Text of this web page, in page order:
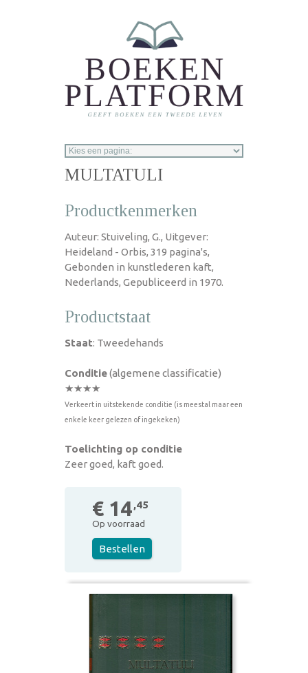
MULTATULI
Productkenmerken
Auteur: Stuiveling, G., Uitgever:
Heideland - Orbis, 319 pagina's,
Gebonden in kunstlederen kaft,
Nederlands, Gepubliceerd in 1970.
Productstaat
Staat: Tweedehands
Conditie(algemene classificatie)
★★★★
Verkeert in uitstekende conditie (is meestal maar een
enkele keer gelezen of ingekeken)
Toelichting op conditie
Zeer goed, kaft goed.
€ 14,45
Op voorraad
Bestellen